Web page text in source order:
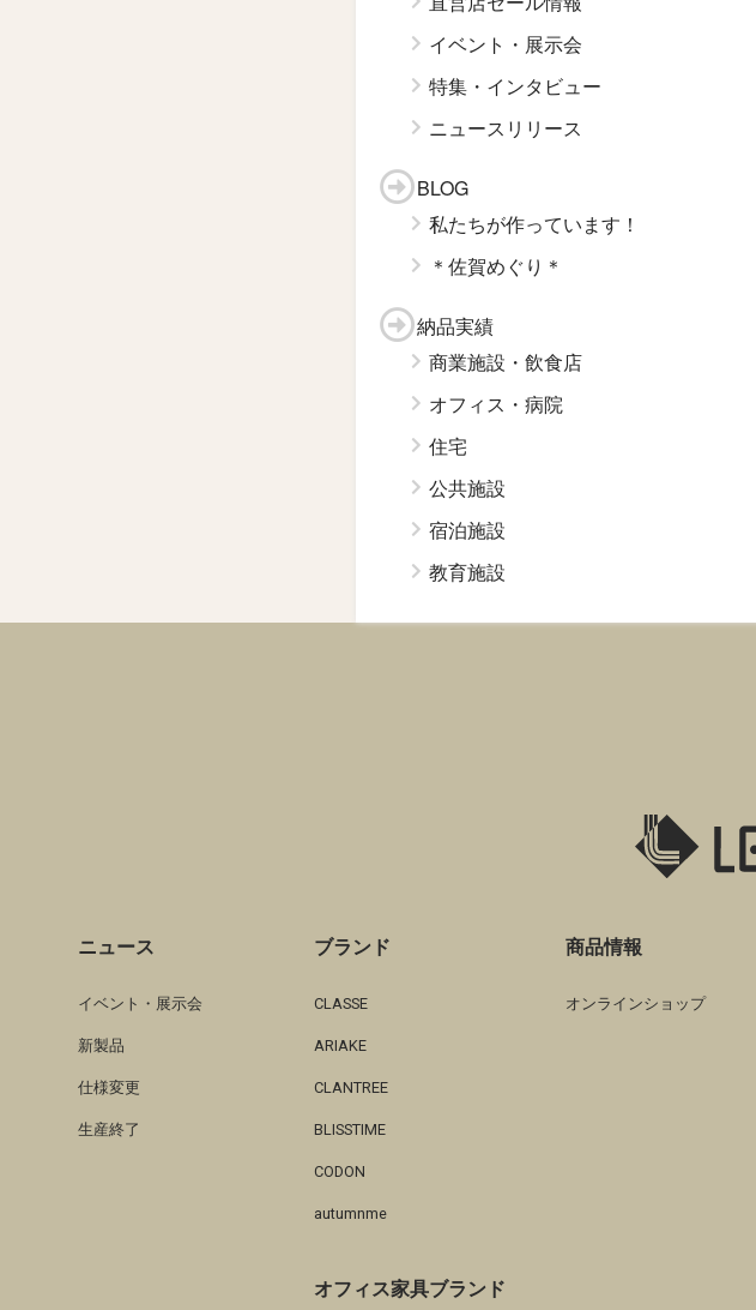
イベント・展示会
特集・インタビュー
ニュースリリース
BLOG
私たちが作っています！
＊佐賀めぐり＊
納品実績
商業施設・飲食店
オフィス・病院
住宅
公共施設
宿泊施設
教育施設
ニュース
イベント・展示会
新製品
仕様変更
生産終了
ブランド
CLASSE
ARIAKE
CLANTREE
BLISSTIME
CODON
autumnme
オフィス家具ブランド
商品情報
オンラインショップ